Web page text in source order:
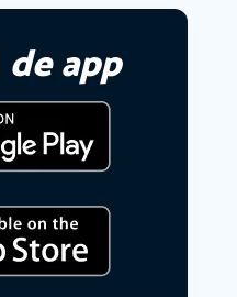
de app